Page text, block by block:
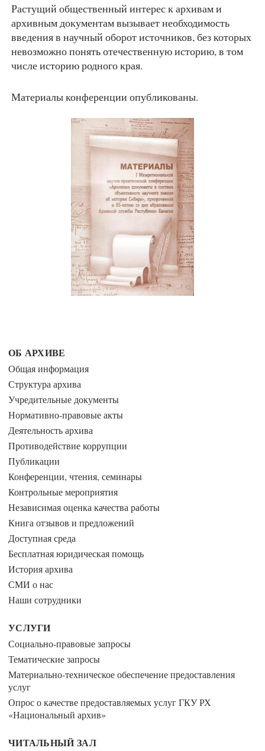
Растущий общественный интерес к архивам и
архивным документам вызывает необходимость
введения в научный оборот источников, без которых
невозможно понять отечественную историю, в том
числе историю родного края.
Материалы конференции опубликованы.
ОБ АРХИВЕ
Общая информация
Структура архива
Учредительные документы
Нормативно-правовые акты
Деятельность архива
Противодействие коррупции
Публикации
Конференции, чтения, семинары
Контрольные мероприятия
Независимая оценка качества работы
Книга отзывов и предложений
Доступная среда
Бесплатная юридическая помощь
История архива
СМИ о нас
Наши сотрудники
УСЛУГИ
Социально-правовые запросы
Тематические запросы
Материально-техническое обеспечение предоставления
услуг
Опрос о качестве предоставляемых услуг ГКУ РХ
«Национальный архив»
ЧИТАЛЬНЫЙ ЗАЛ